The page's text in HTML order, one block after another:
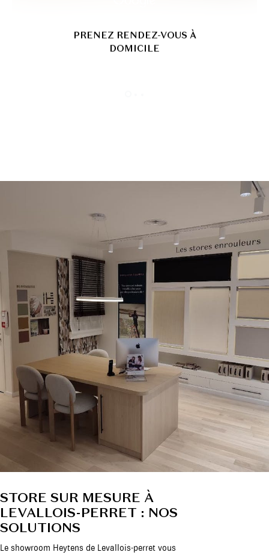
PRENEZ RENDEZ-VOUS À
STORE SUR MESURE À
LEVALLOIS-PERRET : NOS
SOLUTIONS
Le showroom Heytens de Levallois-perret vous